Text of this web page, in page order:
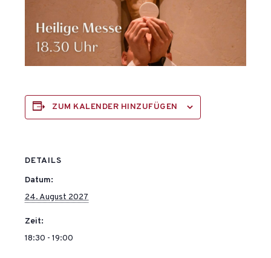
ZUM KALENDER HINZUFÜGEN
DETAILS
Datum:
24. August 2027
Zeit:
18:30 - 19:00